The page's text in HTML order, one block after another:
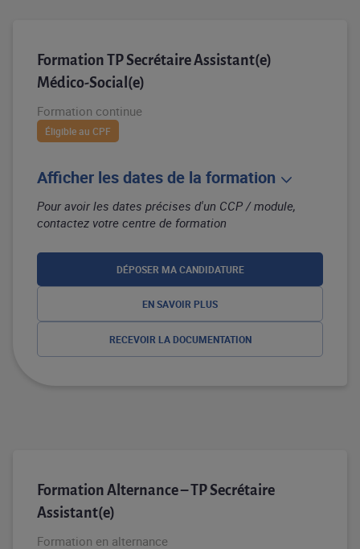
Formation TP Secrétaire Assistant(e)
Médico-Social(e)
Formation continue
Éligible au CPF
Afficher les dates de la formation
Pour avoir les dates précises d'un CCP / module,
contactez votre centre de formation
DÉPOSER MA CANDIDATURE
EN SAVOIR PLUS
RECEVOIR LA DOCUMENTATION
Formation Alternance – TP Secrétaire
Assistant(e)
Formation en alternance